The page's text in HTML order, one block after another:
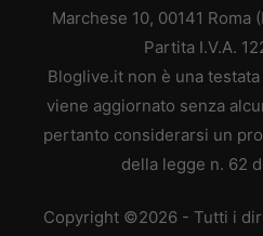
Marchese 10, 00141 Roma
Partita I.V.A.
Bloglive.it non è una
viene aggiornato senza
pertanto considerarsi un
della legge n. 62
Copyright ©2026 - Tutti i